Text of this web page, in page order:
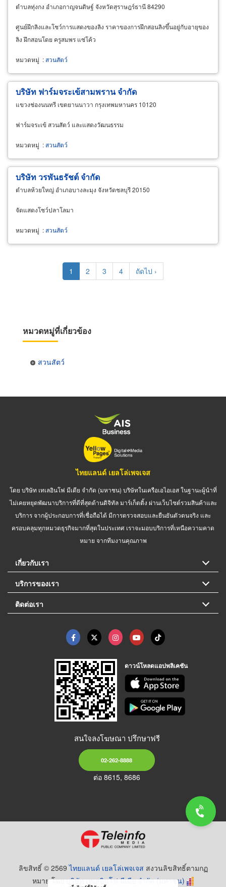
ตำบลทุ่งกง อำเภอกาญจนดิษฐ์ จังหวัดสุราษฎร์ธานี 84290
ศูนย์ฝึกลิงและโชว์การแสดงของลิง ราคาของการฝึกสอนลิงขึ้นอยู่กับอายุของ
ลิง ฝึกสอนโดย ครูสมพร แซ่โค้ว
หมวดหมู่ :สวนสัตว์
บริษัท ฟาร์มจระเข้สามพราน จำกัด
แขวงช่องนนทรี เขตยานนาวา กรุงเทพมหานคร 10120
ฟาร์มจระเข้ สวนสัตว์ และแสดงวัฒนธรรม
หมวดหมู่ :สวนสัตว์
บริษัท วรพันธรัชต์ จำกัด
ตำบลห้วยใหญ่ อำเภอบางละมุง จังหวัดชลบุรี 20150
จัดแสดงโชว์ปลาโลมา
หมวดหมู่ :สวนสัตว์
Current
page
1 Page
2 Page
3 Page
4
Next
page
ถัดไป ›
หมวดหมู่ที่เกี่ยวข้อง
สวนสัตว์
ไทยแลนด์ เยลโล่เพจเจส
โดย บริษัท เทเลอินโฟ มีเดีย จำกัด (มหาชน) บริษัทในเครือเอไอเอส ในฐานะผู้นำที่
ไม่เคยหยุดพัฒนาบริการที่ดีที่สุดด้านดิจิทัล มาร์เก็ตติ้ง ผ่านเว็บไซต์รวมสินค้าและ
บริการ จากผู้ประกอบการที่เชื่อถือได้ มีการตรวจสอบและยืนยันตัวตนจริง และ
ครอบคลุมทุกหมวดธุรกิจมากที่สุดในประเทศ เราจะมอบบริการที่เหนือความคาด
หมาย จากทีมงานคุณภาพ
เกี่ยวกับเรา
บริการของเรา
ติดต่อเรา
ดาวน์โหลดแอปพลิเคชัน
สนใจลงโฆษณา ปรึกษาฟรี
02-262-8888
ต่อ 8615, 8686
ลิขสิทธิ์ © 2569ไทยแลนด์ เยลโล่เพจเจส สงวนลิขสิทธิ์ตามกฏ
หมาย โดยบริษัท เทเลอินโฟ มีเดีย จำกัด (มหาชน)